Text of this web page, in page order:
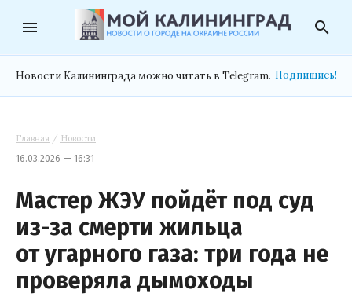
menu search
Новости Калининграда можно читать в Telegram. Подпишись!
Главная / Новости
16.03.2026 — 16:31
Мастер ЖЭУ пойдёт под суд
из-за смерти жильца
от угарного газа: три года не
проверяла дымоходы